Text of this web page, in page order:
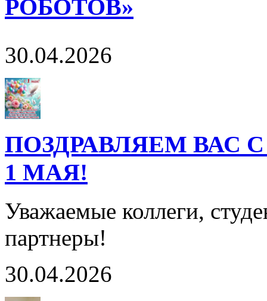
РОБОТОВ»
30.04.2026
ПОЗДРАВЛЯЕМ ВАС
1 МАЯ!
Уважаемые коллеги,
партнеры!
30.04.2026